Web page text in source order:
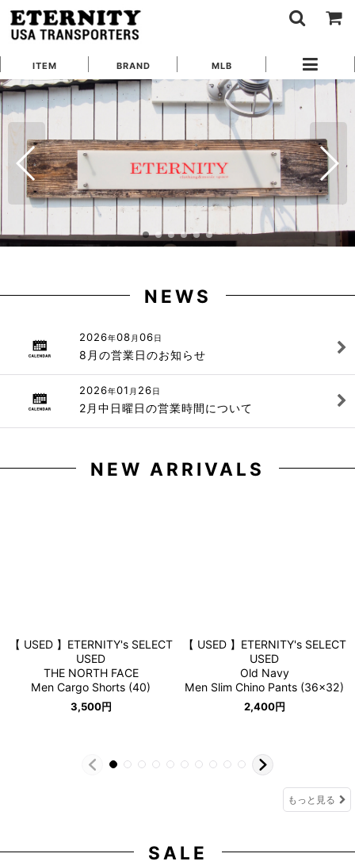
ITEM BRAND MLB
NEWS
2026年08 月 06日
8月の営業日のお知らせ
2026年01 月 26日
2月中日曜日の営業時間について
NEW ARRIVALS
【 USED 】ETERNITY's SELECT
USED
THE NORTH FACE
Men Cargo Shorts (40)
3,500円
【 USED 】ETERNITY's SELECT
USED
Old Navy
Men Slim Chino Pants (36×32)
2,400円
もっと見る
SALE